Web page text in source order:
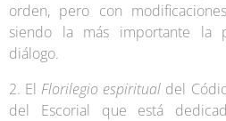
orden, pero con
siendo la más importante la
diálogo.
2. El Florilegio espiritual del
del Escorial que está